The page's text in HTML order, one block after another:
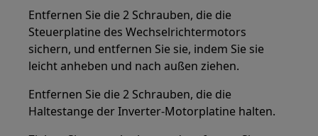
Entfernen Sie die 2 Schrauben, die die
Steuerplatine des Wechselrichtermotors
sichern, und entfernen Sie sie, indem Sie sie
leicht anheben und nach außen ziehen.
Entfernen Sie die 2 Schrauben, die die
Haltestange der Inverter-Motorplatine halten.